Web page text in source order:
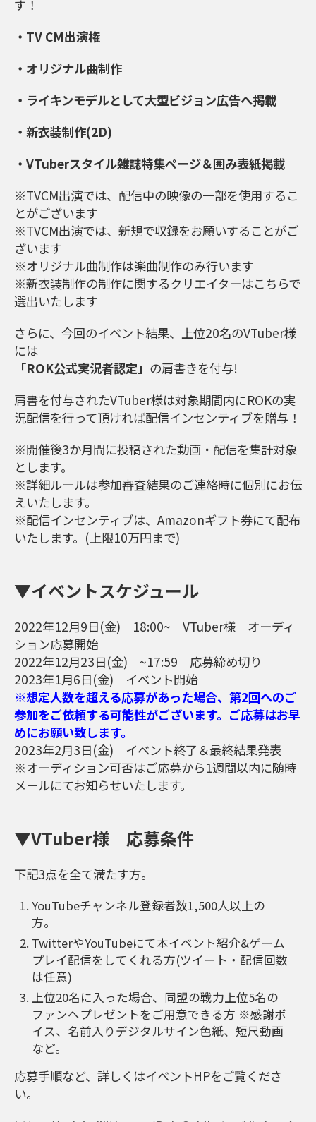
す！
・ TV CM出演権
・オリジナル曲制作
・ライキンモデルとして大型ビジョン広告へ掲載
・新衣装制作(2D)
・VTuberスタイル雑誌特集ページ＆囲み表紙掲載
※TVCM出演では、配信中の映像の一部を使用するこ
とがございます
※TVCM出演では、新規で収録をお願いすることがご
ざいます
※オリジナル曲制作は楽曲制作のみ行います
※新衣装制作の制作に関するクリエイターはこちらで
選出いたします
さらに、今回のイベント結果、上位20名のVTuber様
には
「ROK公式実況者認定」 の肩書きを付与!
肩書を付与されたVTuber様は対象期間内にROKの実
況配信を行って頂ければ配信インセンティブを贈与！
※開催後3か月間に投稿された動画・配信を集計対象
とします。
※詳細ルールは参加審査結果のご連絡時に個別にお伝
えいたします。
※配信インセンティブは、Amazonギフト券にて配布
いたします。(上限10万円まで)
▼イベントスケジュール
2022年12月9日(金) 18:00~ VTuber様 オーディ
ション応募開始
2022年12月23日(金) ~17:59 応募締め切り
2023年1月6日(金) イベント開始
※想定人数を超える応募があった場合、第2回へのご
参加をご依頼する可能性がございます。ご応募はお早
めにお願い致します。
2023年2月3日(金) イベント終了＆最終結果発表
※オーディション可否はご応募から1週間以内に随時
メールにてお知らせいたします。
▼VTuber様 応募条件
下記3点を全て満たす方。
YouTubeチャンネル登録者数1,500人以上の
方。
TwitterやYouTubeにて本イベント紹介&ゲーム
プレイ配信をしてくれる方(ツイート・配信回数
は任意)
上位20名に入った場合、同盟の戦力上位5名の
ファンへプレゼントをご用意できる方 ※感謝ボ
イス、名前入りデジタルサイン色紙、短尺動画
など。
応募手順など、詳しくはイベントHPをご覧くださ
い。